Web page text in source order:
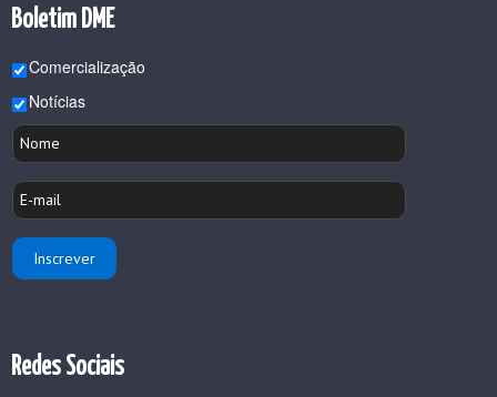
Boletim DME
Comercialização
Notícias
Redes Sociais